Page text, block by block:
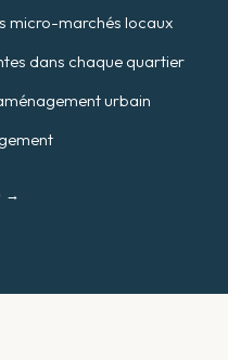
micro-marchés locaux
dans chaque quartier
urbain
→